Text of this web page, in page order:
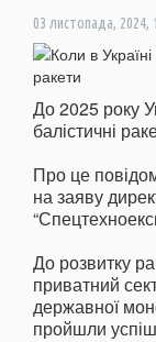
03 листопада, 2024,
До 2025 року
балістичні
Про це
на заяву
До розвитку
приватний
державної
пройшли